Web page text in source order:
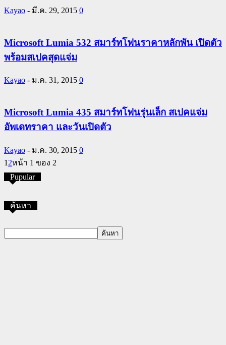
Kayao - มี.ค. 29, 2015 0
Microsoft Lumia 532 สมาร์ทโฟนราคาหลักพัน เปิดตัว
พร้อมสเปคสุดแจ่ม
Kayao - ม.ค. 31, 2015 0
Microsoft Lumia 435 สมาร์ทโฟนรุ่นเล็ก สเปคแจ่ม
อัพเดทราคา และวันเปิดตัว
Kayao - ม.ค. 30, 2015 0
1 2หน้า 1 ของ 2
Pupular
ค้นหา